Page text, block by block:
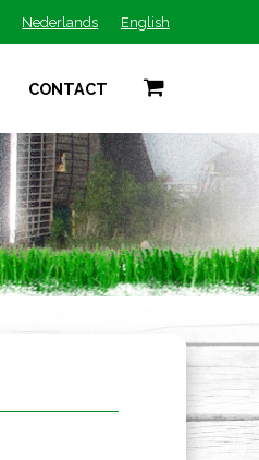
Nederlands English
CONTACT